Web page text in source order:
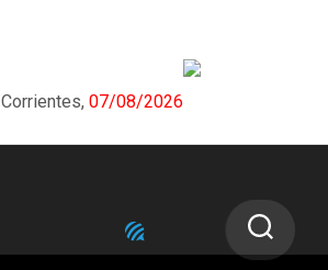
Corrientes, 07/08/2026